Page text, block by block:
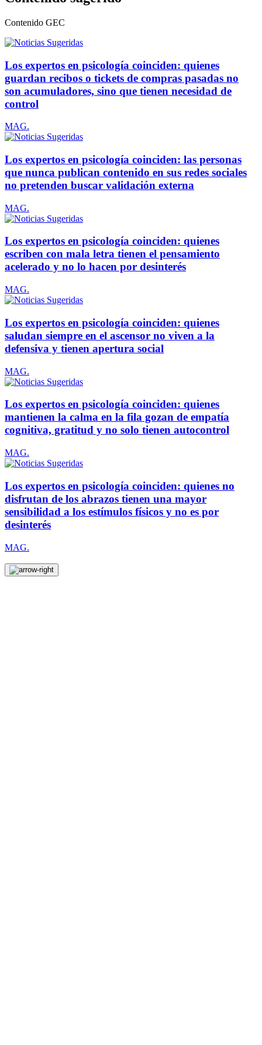
Contenido GEC
Los expertos en psicología coinciden: quienes
guardan recibos o tickets de compras pasadas no
son acumuladores, sino que tienen necesidad de
control
MAG.
Los expertos en psicología coinciden: las personas
que nunca publican contenido en sus redes sociales
no pretenden buscar validación externa
MAG.
Los expertos en psicología coinciden: quienes
escriben con mala letra tienen el pensamiento
acelerado y no lo hacen por desinterés
MAG.
Los expertos en psicología coinciden: quienes
saludan siempre en el ascensor no viven a la
defensiva y tienen apertura social
MAG.
Los expertos en psicología coinciden: quienes
mantienen la calma en la fila gozan de empatía
cognitiva, gratitud y no solo tienen autocontrol
MAG.
Los expertos en psicología coinciden: quienes no
disfrutan de los abrazos tienen una mayor
sensibilidad a los estímulos físicos y no es por
desinterés
MAG.